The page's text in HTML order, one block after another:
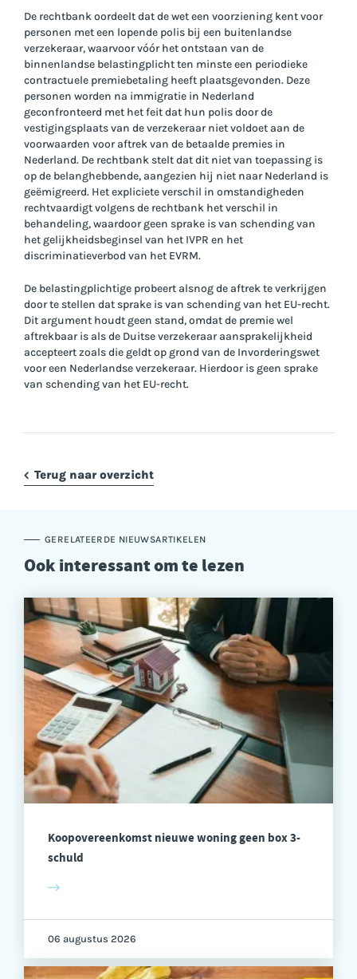
De rechtbank oordeelt dat de wet een voorziening kent voor
personen met een lopende polis bij een buitenlandse
verzekeraar, waarvoor vóór het ontstaan van de
binnenlandse belastingplicht ten minste een periodieke
contractuele premiebetaling heeft plaatsgevonden. Deze
personen worden na immigratie in Nederland
geconfronteerd met het feit dat hun polis door de
vestigingsplaats van de verzekeraar niet voldoet aan de
voorwaarden voor aftrek van de betaalde premies in
Nederland. De rechtbank stelt dat dit niet van toepassing is
op de belanghebbende, aangezien hij niet naar Nederland is
geëmigreerd. Het expliciete verschil in omstandigheden
rechtvaardigt volgens de rechtbank het verschil in
behandeling, waardoor geen sprake is van schending van
het gelijkheidsbeginsel van het IVPR en het
discriminatieverbod van het EVRM.
De belastingplichtige probeert alsnog de aftrek te verkrijgen
door te stellen dat sprake is van schending van het EU-recht.
Dit argument houdt geen stand, omdat de premie wel
aftrekbaar is als de Duitse verzekeraar aansprakelijkheid
accepteert zoals die geldt op grond van de Invorderingswet
voor een Nederlandse verzekeraar. Hierdoor is geen sprake
van schending van het EU-recht.
Terug naar overzicht
GERELATEERDE NIEUWSARTIKELEN
Ook interessant om te lezen
Koopovereenkomst nieuwe woning geen box 3-
schuld
06 augustus 2026